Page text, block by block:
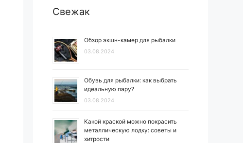
Свежак
Обзор экшн-камер для рыбалки
03.08.2024
Обувь для рыбалки: как выбрать
идеальную пару?
03.08.2024
Какой краской можно покрасить
металлическую лодку: советы и
хитрости